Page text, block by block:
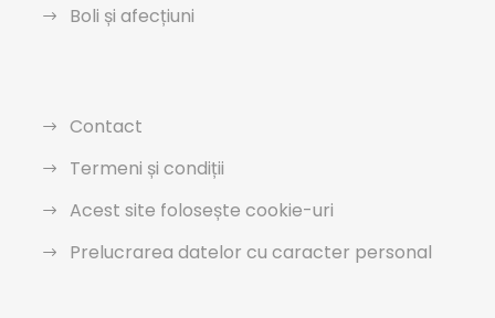
Boli și afecțiuni
Contact
Termeni și condiții
Acest site folosește cookie-uri
Prelucrarea datelor cu caracter personal